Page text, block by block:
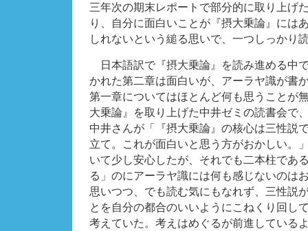
三年次の期末レポートで部分的に取り上げ
り、自分に面白いことが『摂大乗論』には
しれないという縋る思いで、一つしっかり
日本語訳で『摂大乗論』を読み進める中
かれた第二章は面白いが、アーラヤ識が書
第一章についてはほとんど何も思うことが
大乗論』を取り上げた中井ゼミの読書会で
中井さんが「『摂大乗論』の核心は三性説
立て。これが面白いと思う方がおかしい。
いて少し安心したが、それでも二本柱であ
る」のにアーラヤ識には何も感じないのは
思いつつ、でも読む気にもなれず、三性説
とを自分の都合のいいようにこねくり回し
考えていた。考えはめぐるが前進している